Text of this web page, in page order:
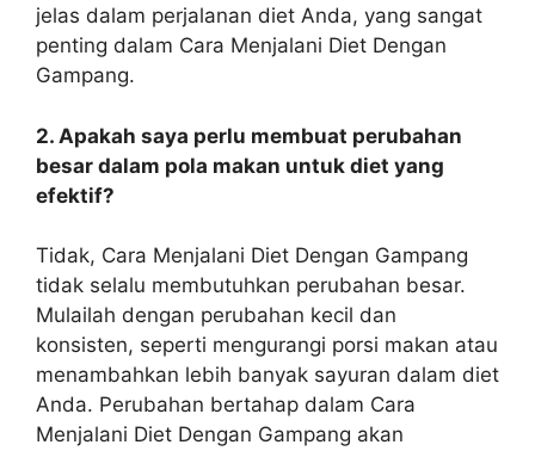
jelas dalam perjalanan diet Anda, yang sangat
penting dalam Cara Menjalani Diet Dengan
Gampang.
2. Apakah saya perlu membuat perubahan
besar dalam pola makan untuk diet yang
efektif?
Tidak, Cara Menjalani Diet Dengan Gampang
tidak selalu membutuhkan perubahan besar.
Mulailah dengan perubahan kecil dan
konsisten, seperti mengurangi porsi makan atau
menambahkan lebih banyak sayuran dalam diet
Anda. Perubahan bertahap dalam Cara
Menjalani Diet Dengan Gampang akan